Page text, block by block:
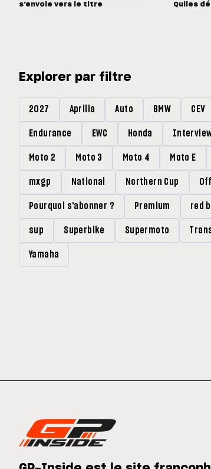
s'envole vers le titre
Quiles
Explorer par filtre
2027 Aprilia Auto BMW CEV
Endurance EWC Honda
Moto 2 Moto 3 Moto 4 Moto E
mxgp National Northern Cup
Pourquoi s'abonner ? Premium red
sup Superbike Supermoto
Yamaha